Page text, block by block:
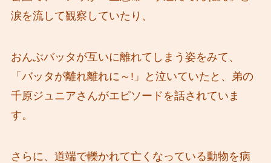
涙を流して観察していたり、
おんぶバッタが互いに離れてしまう姿をみて、
「バッタが離れ離れに～!」と泣いていたと、弟の
千原ジュニアさんがエピソードを話されていま
す。
さらに、道端で轢かれて亡くなっている動物を病